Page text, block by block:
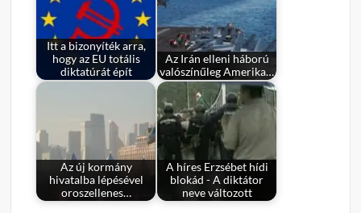
Itt a bizonyíték arra,
hogy az EU totális
diktatúrát épít
Az Irán elleni háború
valószínűleg Amerika…
Az új kormány
hivatalba lépésével
oroszellenes…
A híres Erzsébet hídi
blokád - A diktátor
neve változott